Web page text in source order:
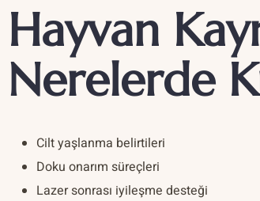
Hayvan
Nerelerde
Cilt yaşlanma belirtileri
Doku onarım süreçleri
Lazer sonrası iyileşme desteği